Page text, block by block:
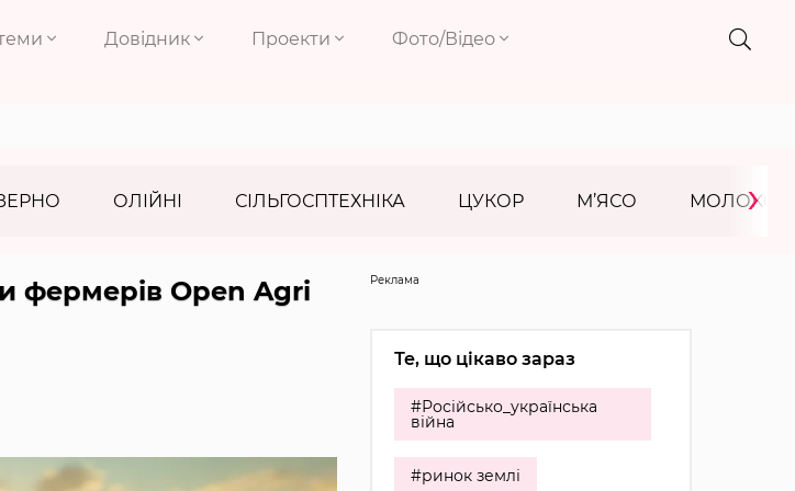
Довідник Проекти Фото/Відео
ОЛІЙНІ СІЛЬГОСПТЕХНІКА ЦУКОР М’ЯСО МОЛОКО
›
фермерів Open Agri
Реклама
Те, що цікаво зараз
#Російсько_українська
війна
#ринок землі